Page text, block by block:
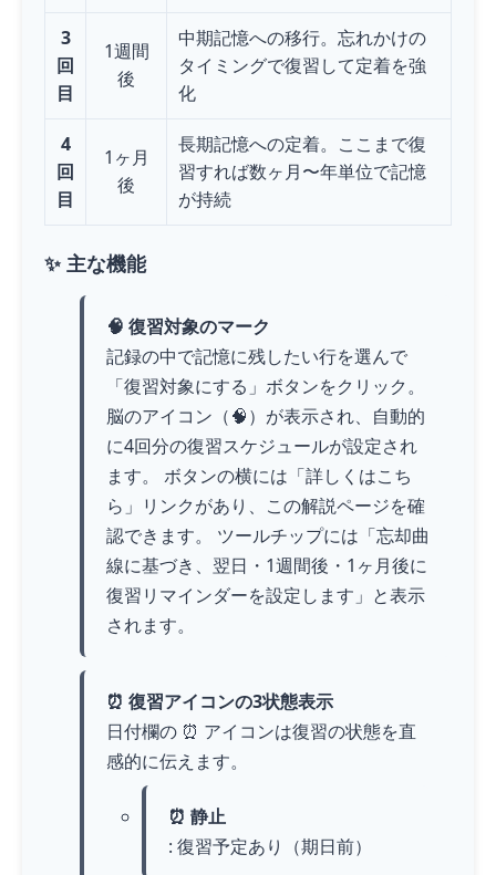
3
回
目
1週間
後
中期記憶への移行。忘れかけの
タイミングで復習して定着を強
化
4
回
目
1ヶ月
後
長期記憶への定着。ここまで復
習すれば数ヶ月〜年単位で記憶
が持続
✨ 主な機能
🧠 復習対象のマーク
記録の中で記憶に残したい行を選んで
「復習対象にする」ボタンをクリック。
脳のアイコン（🧠）が表示され、自動的
に4回分の復習スケジュールが設定され
ます。 ボタンの横には「詳しくはこち
ら」リンクがあり、この解説ページを確
認できます。 ツールチップには「忘却曲
線に基づき、翌日・1週間後・1ヶ月後に
復習リマインダーを設定します」と表示
されます。
⏰ 復習アイコンの3状態表示
日付欄の ⏰ アイコンは復習の状態を直
感的に伝えます。
⏰ 静止
: 復習予定あり（期日前）